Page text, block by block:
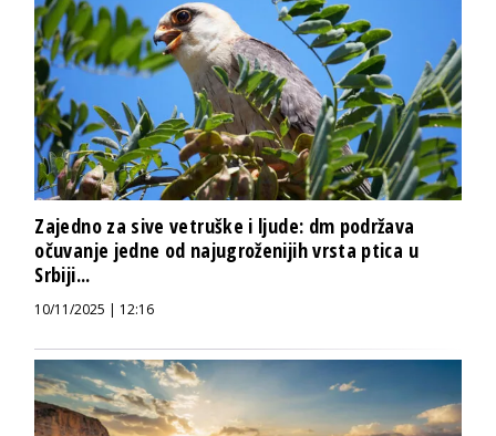
Zajedno za sive vetruške i ljude: dm podržava
očuvanje jedne od najugroženijih vrsta ptica u
Srbiji...
10/11/2025 | 12:16